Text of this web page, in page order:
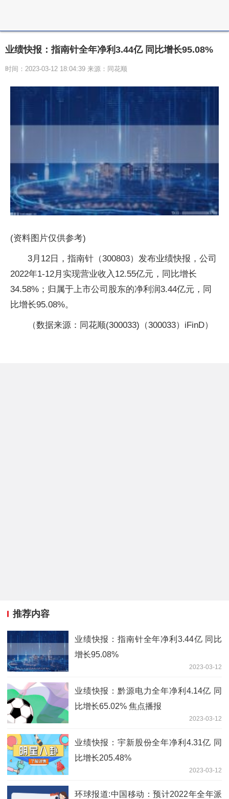
业绩快报：指南针全年净利3.44亿 同比增长95.08%
时间：2023-03-12 18:04:39 来源：同花顺
(资料图片仅供参考)
3月12日，指南针（300803）发布业绩快报，公司
2022年1-12月实现营业收入12.55亿元，同比增长
34.58%；归属于上市公司股东的净利润3.44亿元，同
比增长95.08%。
（数据来源：同花顺(300033)（300033）iFinD）
推荐内容
业绩快报：指南针全年净利3.44亿 同比
增长95.08%
2023-03-12
业绩快报：黔源电力全年净利4.14亿 同
比增长65.02% 焦点播报
2023-03-12
业绩快报：宇新股份全年净利4.31亿 同
比增长205.48%
2023-03-12
环球报道:中国移动：预计2022年全年派